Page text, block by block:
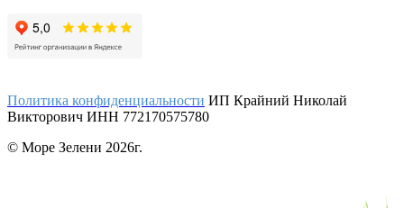
Политика конфиденциальности ИП Крайний Николай
Викторович ИНН 772170575780
© Море Зелени 2026г.